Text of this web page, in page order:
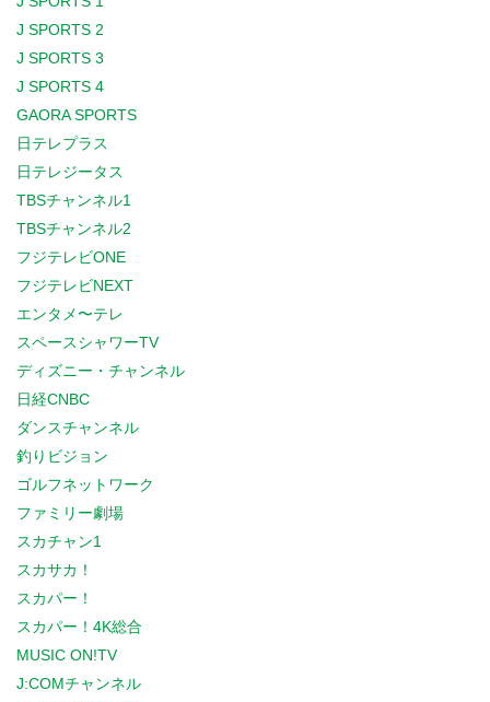
J SPORTS 2
J SPORTS 3
J SPORTS 4
GAORA SPORTS
日テレプラス
日テレジータス
TBSチャンネル1
TBSチャンネル2
フジテレビONE
フジテレビNEXT
エンタメ〜テレ
スペースシャワーTV
ディズニー・チャンネル
日経CNBC
ダンスチャンネル
釣りビジョン
ゴルフネットワーク
ファミリー劇場
スカチャン1
スカサカ！
スカパー！
スカパー！4K総合
MUSIC ON!TV
J:COMチャンネル